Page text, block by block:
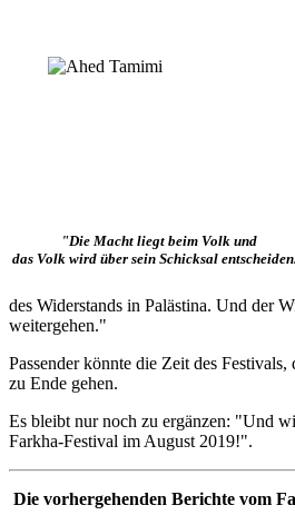
"Die Macht liegt beim Volk und
das Volk wird über sein Schicksal
des Widerstands in Palästina. Und der
weitergehen."
Passender könnte die Zeit des
zu Ende gehen.
Es bleibt nur noch zu ergänzen: "Und
Farkha-Festival im August 2019!".
Die vorhergehenden Berichte vom